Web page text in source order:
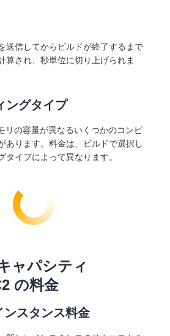
送信してからビルドが終了するまで
算され、秒単位に切り上げられま
ングタイプ
リの容量が異なるいくつかのコンピ
あります。料金は、ビルドで選択し
タイプによって異なります。
ャパシティ
の料金
ンスタンス料金